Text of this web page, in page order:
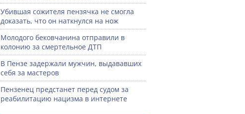
Убившая сожителя пензячка не смогла
доказать, что он наткнулся на нож
Молодого бековчанина отправили в
колонию за смертельное ДТП
В Пензе задержали мужчин, выдававших
себя за мастеров
Пензенец предстанет перед судом за
реабилитацию нацизма в интернете